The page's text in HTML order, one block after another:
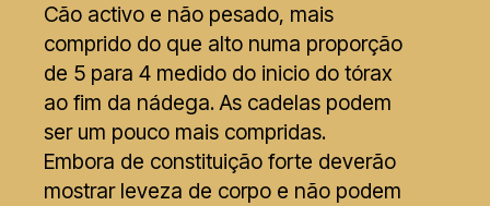
Cão activo e não pesado, mais
comprido do que alto numa proporção
de 5 para 4 medido do inicio do tórax
ao fim da nádega. As cadelas podem
ser um pouco mais compridas.
Embora de constituição forte deverão
mostrar leveza de corpo e não podem